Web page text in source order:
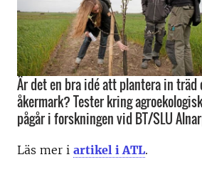
Är det en bra idé att plantera in träd
åkermark? Tester kring
pågår i forskningen vid BT/SLU
Läs mer i artikel i ATL.